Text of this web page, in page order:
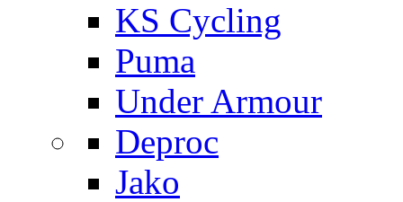
KS Cycling
Puma
Under Armour
Deproc
Jako